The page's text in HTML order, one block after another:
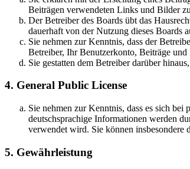
Beiträgen verwendeten Links und Bilder
Der Betreiber des Boards übt das
dauerhaft von der Nutzung dieses Boards
Sie nehmen zur Kenntnis, dass der
Betreiber, Ihr Benutzerkonto, Beiträge
Sie gestatten dem Betreiber darüber
4. General Public License
Sie nehmen zur Kenntnis, dass es sich bei
deutschsprachige Informationen werden
verwendet wird. Sie können insbesondere
5. Gewährleistung